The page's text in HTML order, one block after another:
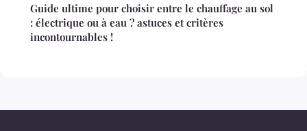
Guide ultime pour choisir entre le chauffage au sol
: électrique ou à eau ? astuces et critères
incontournables !